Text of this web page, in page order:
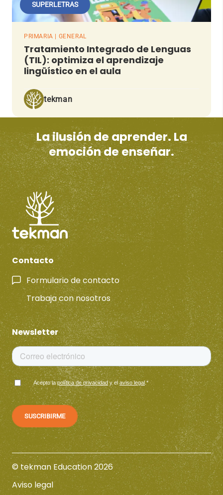
SUPERLETRAS
PRIMARIA | GENERAL
Tratamiento Integrado de Lenguas
(TIL): optimiza el aprendizaje
lingüístico en el aula
tekman
La ilusión de aprender. La
emoción de enseñar.
Contacto
Formulario de contacto
Trabaja con nosotros
Newsletter
Acepto lapolítica de privacidady el aviso legal.*
© tekman Education 2026
Aviso legal